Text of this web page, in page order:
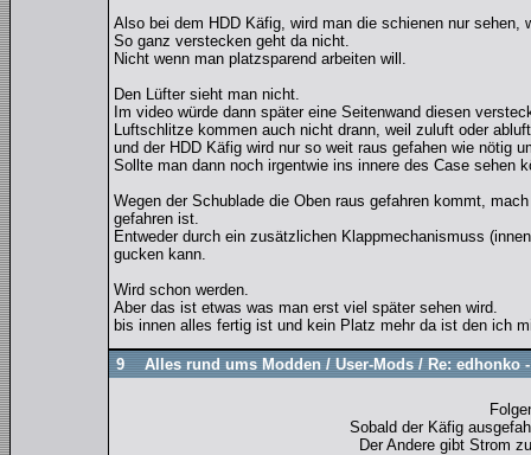
Also bei dem HDD Käfig, wird man die schienen nur sehen,
So ganz verstecken geht da nicht.
Nicht wenn man platzsparend arbeiten will.
Den Lüfter sieht man nicht.
Im video würde dann später eine Seitenwand diesen
Luftschlitze kommen auch nicht drann, weil zuluft oder
und der HDD Käfig wird nur so weit raus gefahen wie nötig
Sollte man dann noch irgentwie ins innere des Case sehen
Wegen der Schublade die Oben raus gefahren kommt,
gefahren ist.
Entweder durch ein zusätzlichen Klappmechanismuss
gucken kann.
Wird schon werden.
Aber das ist etwas was man erst viel später sehen wird.
bis innen alles fertig ist und kein Platz mehr da ist den ich
9 Alles rund ums Modden/ User-Mods/ Re: edhonko
Sobald der Käfig
Der Andere gibt Strom